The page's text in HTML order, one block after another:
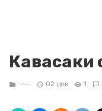
Кавасаки
--- 02 дек 1